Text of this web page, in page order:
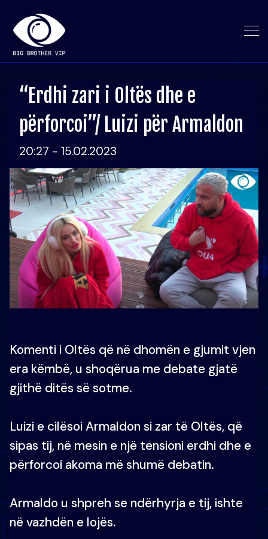
“Erdhi zari i Oltës dhe e
përforcoi”/ Luizi për Armaldon
20:27 - 15.02.2023
Komenti i Oltës që në dhomën e gjumit vjen
era këmbë, u shoqërua me debate gjatë
gjithë ditës së sotme.
Luizi e cilësoi Armaldon si zar të Oltës, që
sipas tij, në mesin e një tensioni erdhi dhe e
përforcoi akoma më shumë debatin.
Armaldo u shpreh se ndërhyrja e tij, ishte
në vazhdën e lojës.